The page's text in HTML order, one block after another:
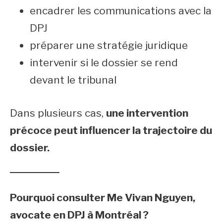
encadrer les communications avec la
DPJ
préparer une stratégie juridique
intervenir si le dossier se rend
devant le tribunal
Dans plusieurs cas, une intervention
précoce peut influencer la trajectoire du
dossier.
Pourquoi consulter Me Vivan Nguyen,
avocate en DPJ à Montréal ?